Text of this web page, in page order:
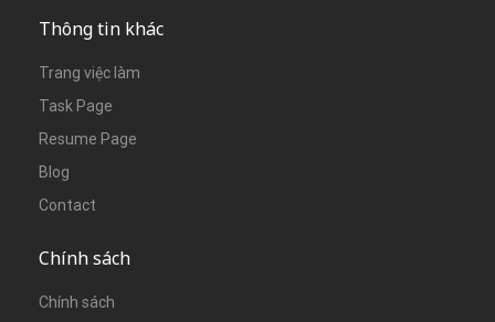
Thông tin khác
Trang việc làm
Task Page
Resume Page
Blog
Contact
Chính sách
Chính sách